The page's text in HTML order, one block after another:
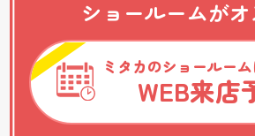
ショールームが
ミタカのショールーム
WEB来店